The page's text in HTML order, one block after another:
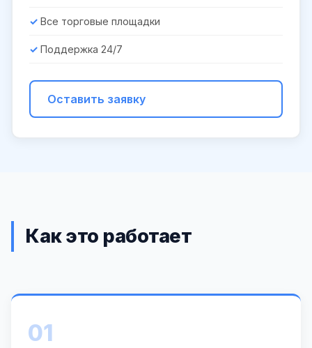
Все торговые площадки
Поддержка 24/7
Оставить заявку
Как это работает
01